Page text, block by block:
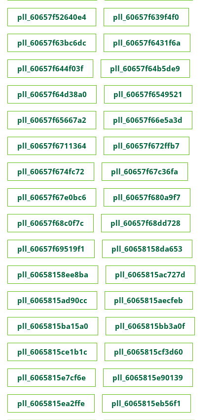
pll_60657f52640e4 pll_60657f639f4f0
pll_60657f63bc6dc pll_60657f6431f6a
pll_60657f644f03f pll_60657f64b5de9
pll_60657f64d38a0 pll_60657f6549521
pll_60657f65667a2 pll_60657f66e5a3d
pll_60657f6711364 pll_60657f672ffb7
pll_60657f674fc72 pll_60657f67c36fa
pll_60657f67e0bc6 pll_60657f680a9f7
pll_60657f68c0f7c pll_60657f68dd728
pll_60657f69519f1 pll_60658158da653
pll_60658158ee8ba pll_6065815ac727d
pll_6065815ad90cc pll_6065815aecfeb
pll_6065815ba15a0 pll_6065815bb3a0f
pll_6065815ce1b1c pll_6065815cf3d60
pll_6065815e7cf6e pll_6065815e90139
pll_6065815ea2ffe pll_6065815eb56f1